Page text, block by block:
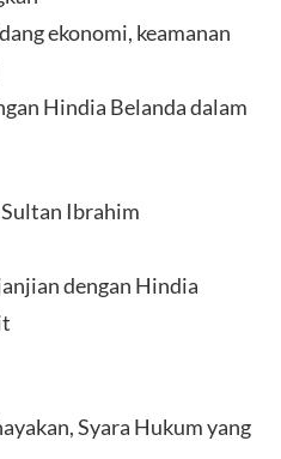
ekonomi, keamanan
Hindia Belanda dalam
Ibrahim
dengan Hindia
Syara Hukum yang